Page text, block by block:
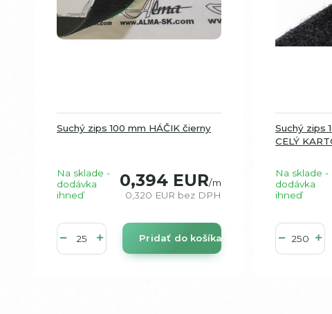
Suchý zips 100 mm HÁČIK čierny
0,394 EUR/m
0,320 EUR bez DPH
Na sklade -
dodávka
ihneď
Pridať do košíka
Suchý zips
CELÝ
Na sklade -
dodávka
ihneď